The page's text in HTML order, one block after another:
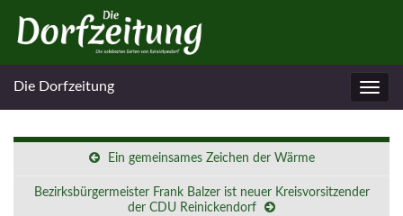
Die Dorfzeitung
Ein gemeinsames Zeichen der Wärme
Bezirksbürgermeister Frank Balzer ist neuer Kreisvorsitzender
der CDU Reinickendorf